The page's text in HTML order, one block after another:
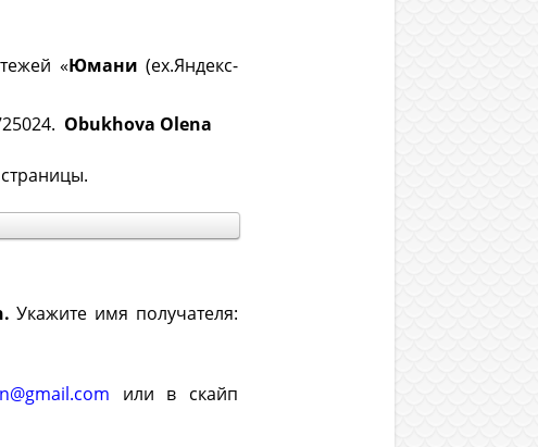
«Юмани (ex.Яндекс-
Obukhova Olena
Укажите имя получателя:
или в скайп